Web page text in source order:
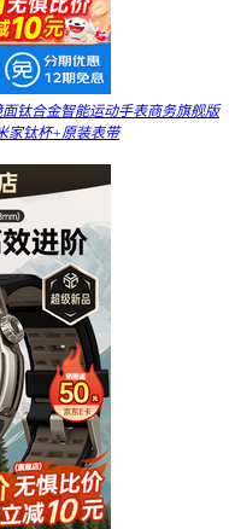
钛合金智能运动手表商务旗舰版
家钛杯+原装表带